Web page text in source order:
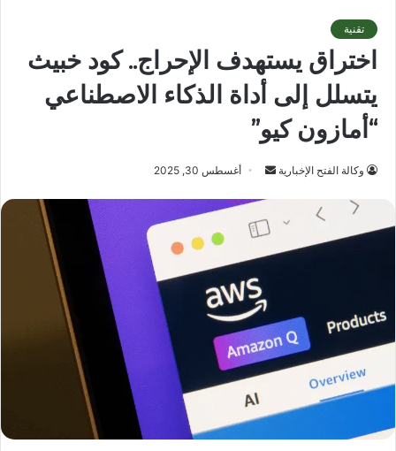
تقنية
اختراق يستهدف الإحراج.. كود خبيث
يتسلل إلى أداة الذكاء الاصطناعي
“أمازون كيو”
وكالة الفتح الإخبارية
أرسل
إلكترونيا
أغسطس 30, 2025